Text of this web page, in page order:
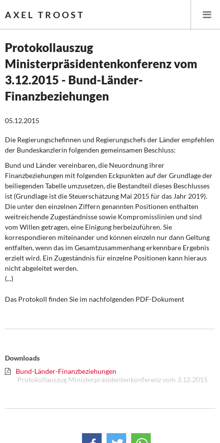
AXEL TROOST
Startseite
Themen
Wirtschaftspolitik
Öffentliche Infrastruktur und Daseinsvorsorge
Eurokrise und Griechenland
DIE LINKE
Weitere Themen
Memo-Gruppe
Institut Solidarische Moderne
Kontakt
Protokollauszug
Ministerpräsidentenkonferenz vom
3.12.2015 - Bund-Länder-
Finanzbeziehungen
05.12.2015
Die Regierungschefinnen und Regierungschefs der Länder empfehlen
der Bundeskanzlerin folgenden gemeinsamen Beschluss:
Bund und Länder vereinbaren, die Neuordnung ihrer
Finanzbeziehungen mit folgenden Eckpunkten auf der Grundlage der
beiliegenden Tabelle umzusetzen, die Bestandteil dieses Beschlusses
ist (Grundlage ist die Steuerschätzung Mai 2015 für das Jahr 2019).
Die unter den einzelnen Ziffern genannten Positionen enthalten
weitreichende Zugeständnisse sowie Kompromisslinien und sind
vom Willen getragen, eine Einigung herbeizuführen. Sie
korrespondieren miteinander und können einzeln nur dann Geltung
entfalten, wenn das im Gesamtzusammenhang erkennbare Ergebnis
erzielt wird. Ein Zugeständnis für einzelne Positionen kann hieraus
nicht abgeleitet werden.
(...)
Das Protokoll finden Sie im nachfolgenden PDF-Dokument
Downloads
Bund-Länder-Finanzbeziehungen
Protokollauszug Ministerpräsidentenkonferenz vom 3.12.2015